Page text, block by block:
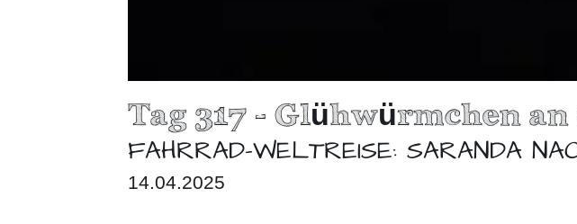
Tag 317 - Glühwürmchen
FAHRRAD-WELTREISE: SARANDA
14.04.2025